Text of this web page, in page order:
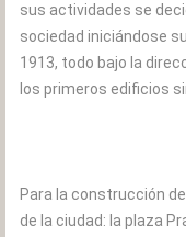
sus actividades se
sociedad iniciándose
1913, todo bajo la
los primeros edificios
Para la construcción
de la ciudad: la plaza